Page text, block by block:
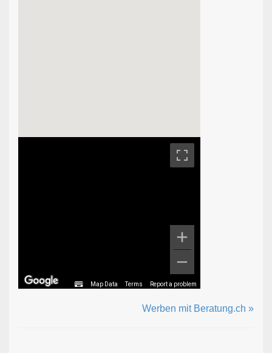
Map Data Terms Report a problem
Werben mit Beratung.ch »